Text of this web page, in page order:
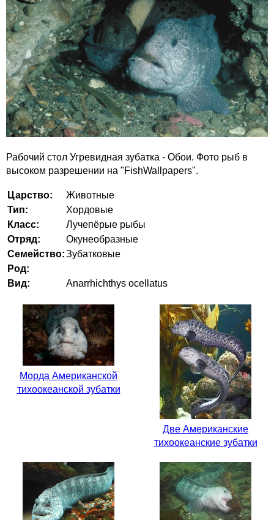
Рабочий стол Угревидная зубатка - Обои. Фото рыб в
высоком разрешении на "FishWallpapers".
Царство:
Животные
Тип:
Хордовые
Класс:
Лучепёрые рыбы
Отряд:
Окунеобразные
Семейство:Зубатковые
Род:
Вид:
Anarrhichthys ocellatus
Морда Американской
тихоокеанской зубатки
Две Американские
тихоокеанские зубатки